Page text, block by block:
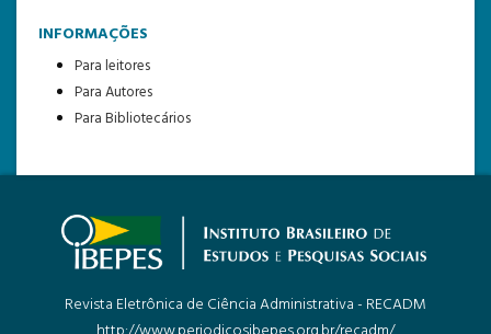
INFORMAÇÕES
Para leitores
Para Autores
Para Bibliotecários
Revista Eletrônica de Ciência Administrativa - RECADM